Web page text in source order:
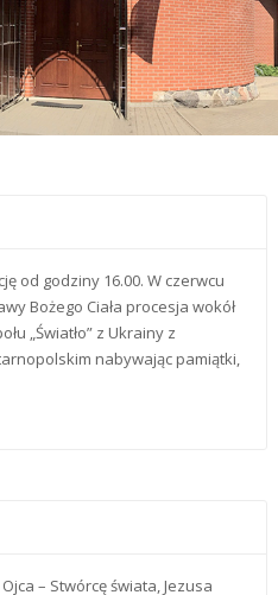
od godziny 16.00. W czerwcu
Bożego Ciała procesja wokół
„Światło” z Ukrainy z
nabywając pamiątki,
– Stwórcę świata, Jezusa